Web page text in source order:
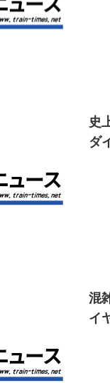
史
ダ
混
イ